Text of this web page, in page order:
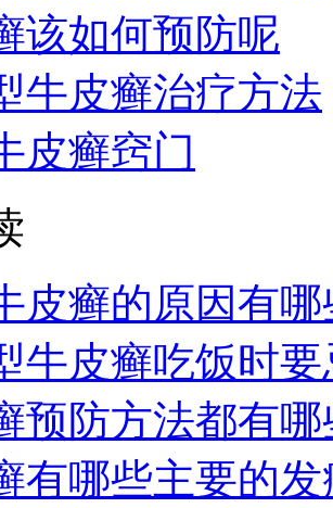
该如何预防呢
牛皮癣治疗方法
皮癣窍门
皮癣的原因有哪
牛皮癣吃饭时
预防方法都有哪
有哪些主要的